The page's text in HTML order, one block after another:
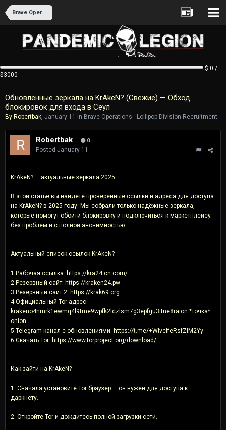
Brave Operations - Lollipop Division Recruitment
$ 0 /
$3000
Обновленные зеркала на KrAkeN? (Свежие) — Обход
блокировок для входа в Сеул
By Robertbak January 11 in Brave Operations - Lollipop Division Recruitment
Robertbak 0
Posted January 11
KrAkeN? — актуальные зеркала 2025
В этой статье вы найдёте проверенные ссылки и адреса для доступа
на KrAkeN? в 2025 году. Мы собрали только надёжные зеркала,
которые помогут обойти блокировку и подключиться к маркетплейсу
без проблем и с полной анонимностью.
Актуальный список ссылок KrAkeN?
1 Рабочая ссылка: https://kra24.cn.com/
2 Резервный сайт: https://kraken24.pw
3 Резервный сайт 2: https://krak69.org
4 Официальный Tor-адрес:
krakeno4nmrk1ewmq4l9tme9wpfk2lczlsm7g3epfgu3itne8raion *точка*
onion
5 Telegram канал с обновлениями: https://t.me/+WIvclfeRsfZlM2Yy
6 Скачать Tor: https://www.torproject.org/download/
Как зайти на KrAkeN?
1. Сначала установите Tor браузер — он нужен для доступа к
даркнету.
2. Откройте Tor и дождитесь полной загрузки сети.